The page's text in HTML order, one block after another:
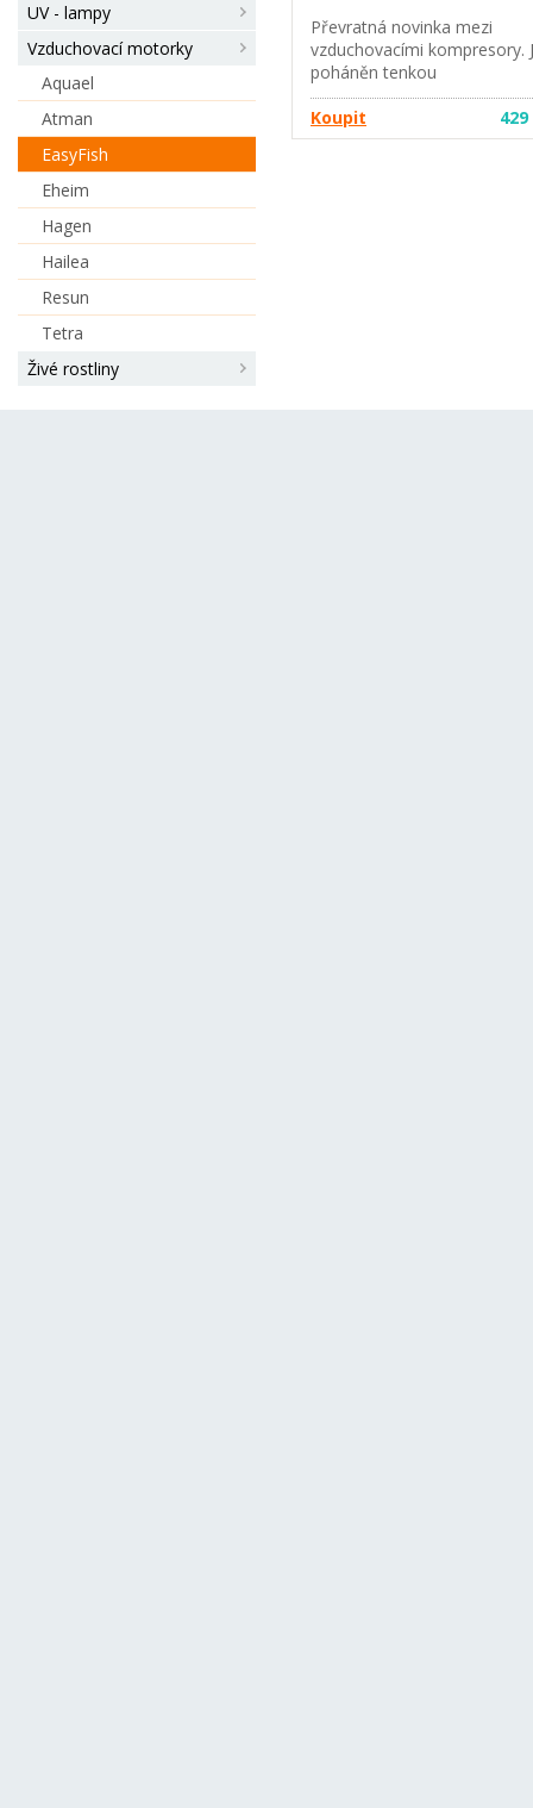
UV - lampy
Vzduchovací motorky
Aquael
Atman
EasyFish
Eheim
Hagen
Hailea
Resun
Tetra
Živé rostliny
Převratná novinka mezi
vzduchovacími kompresory.
poháněn tenkou
piezoelektrickou keramickou
deskou, je bez motoru a
další poruchové součástky.
Koupit 429